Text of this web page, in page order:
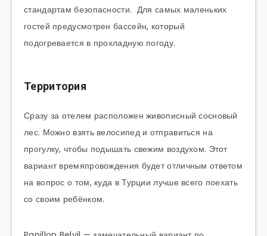
стандартам безопасности. Для самых маленьких
гостей предусмотрен бассейн, который
подогревается в прохладную погоду.
Территория
Сразу за отелем расположен живописный сосновый
лес. Можно взять велосипед и отправиться на
прогулку, чтобы подышать свежим воздухом. Этот
вариант времяпровождения будет отличным ответом
на вопрос о том, куда в Турции лучше всего поехать
со своим ребёнком.